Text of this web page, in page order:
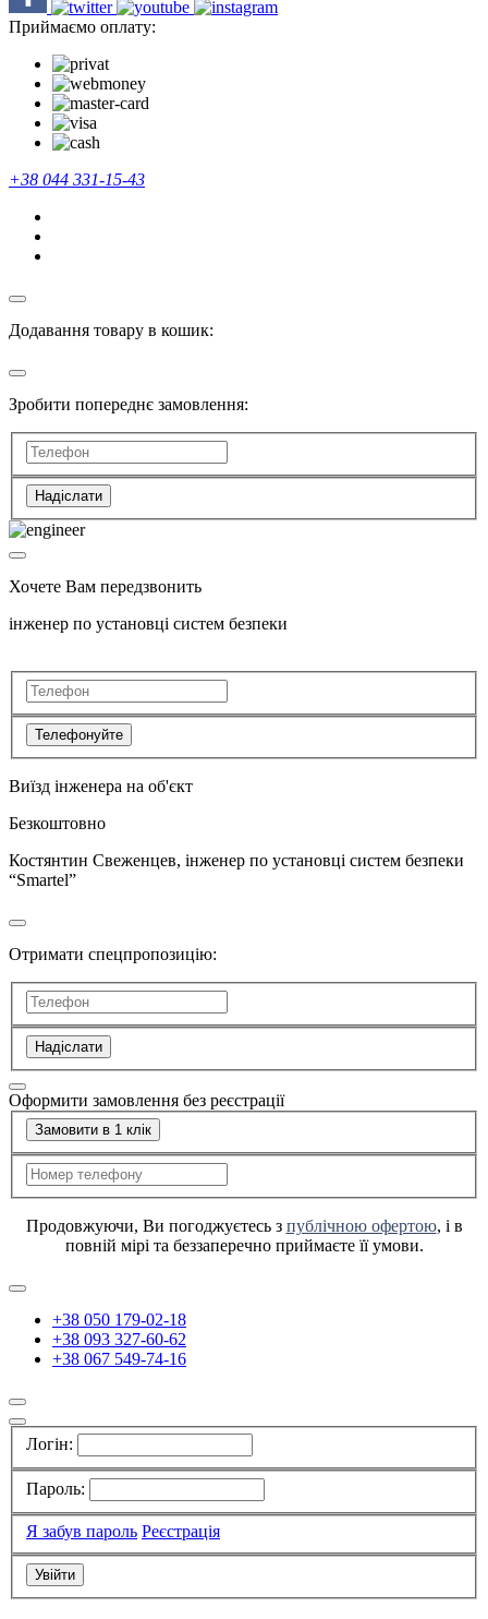
Приймаємо оплату:
+38 044 331-15-43
Додавання товару в кошик:
Зробити попереднє замовлення:
Надіслати
Хочете Вам передзвонить
інженер по установці систем безпеки
Телефонуйте
Виїзд інженера на об'єкт
Безкоштовно
Костянтин Свеженцев, інженер по установці систем безпеки
“Smartel”
Отримати спецпропозицію:
Надіслати
Оформити замовлення без реєстрації
Замовити в 1 клік
Продовжуючи, Ви погоджуєтесь з публічною офертою, і в
повній мірі та беззаперечно приймаєте її умови.
+38 050 179-02-18
+38 093 327-60-62
+38 067 549-74-16
Логін:
Пароль:
Я забув пароль Реєстрація